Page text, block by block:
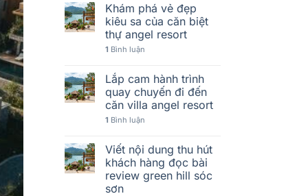
Khám phá vẻ đẹp
kiêu sa của căn biệt
thự angel resort
1 Bình luận
Lắp cam hành trình
quay chuyến đi đến
căn villa angel resort
1 Bình luận
Viết nội dung thu hút
khách hàng đọc bài
review green hill sóc
sơn